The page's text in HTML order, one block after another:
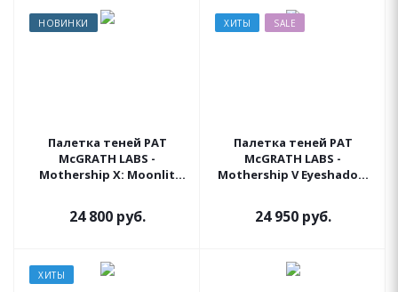
НОВИНКИ
Палетка теней PAT
McGRATH LABS -
Mothership X: Moonlit
24 800руб.
ХИТЫ SALE
Палетка теней PAT
McGRATH LABS -
Mothership V Eyeshadow
24 950руб.
ХИТЫ